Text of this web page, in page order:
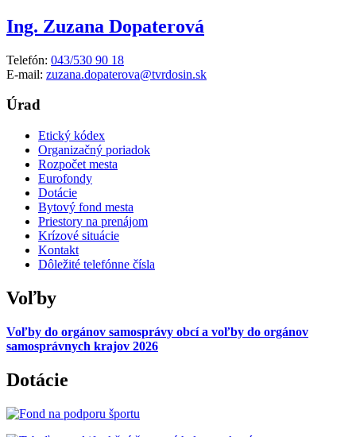
Ing. Zuzana Dopaterová
Telefón: 043/530 90 18
E-mail: zuzana.dopaterova@tvrdosin.sk
Úrad
Etický kódex
Organizačný poriadok
Rozpočet mesta
Eurofondy
Dotácie
Bytový fond mesta
Priestory na prenájom
Krízové situácie
Kontakt
Dôležité telefónne čísla
Voľby
Voľby do orgánov samosprávy obcí a voľby do orgánov
samosprávnych krajov 2026
Dotácie